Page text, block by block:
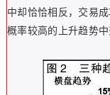
中却恰恰相反，交易
概率较高的上升趋势中